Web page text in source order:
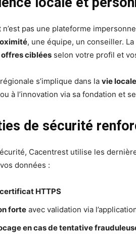
pas une plateforme
, une équipe, un conseiller.
offres ciblées selon votre profil et
s’implique dans la vie locale
à l’innovation via sa fondation et
de sécurité
Cacentrest utilise les
données :
certificat HTTPS
forte avec validation via
en cas de tentative